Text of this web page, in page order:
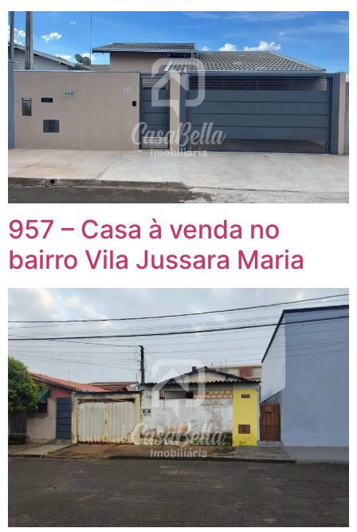
957 – Casa à venda no
bairro Vila Jussara Maria